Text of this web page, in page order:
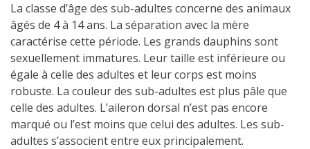
La classe d’âge des sub-adultes concerne des animaux
âgés de 4 à 14 ans. La séparation avec la mère
caractérise cette période. Les grands dauphins sont
sexuellement immatures. Leur taille est inférieure ou
égale à celle des adultes et leur corps est moins
robuste. La couleur des sub-adultes est plus pâle que
celle des adultes. L’aileron dorsal n’est pas encore
marqué ou l’est moins que celui des adultes. Les sub-
adultes s’associent entre eux principalement.